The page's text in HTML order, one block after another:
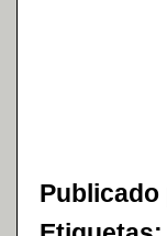
Publicado